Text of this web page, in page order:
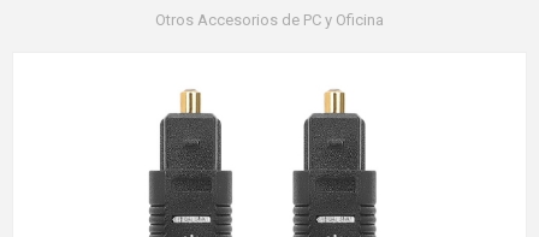
Otros Accesorios de PC y Oficina